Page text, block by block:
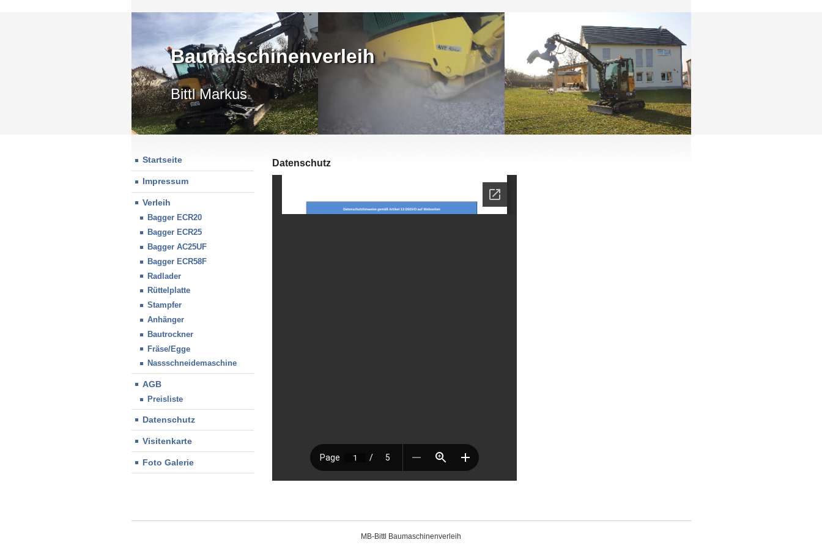
Baumaschinenverleih
Bittl Markus
Startseite
Impressum
Verleih
Bagger ECR20
Bagger ECR25
Bagger AC25UF
Bagger ECR58F
Radlader
Rüttelplatte
Stampfer
Anhänger
Bautrockner
Fräse/Egge
Nassschneidemaschine
AGB
Preisliste
Datenschutz
Visitenkarte
Foto Galerie
Datenschutz
MB-Bittl Baumaschinenverleih